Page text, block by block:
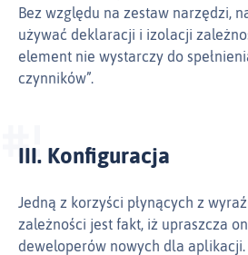
Bez względu na zestaw narzędzi,
używać deklaracji i izolacji
element nie wystarczy do
czynników”.
III. Konfiguracja
Jedną z korzyści płynących z
zależności jest fakt, iż upraszcza
deweloperów nowych dla